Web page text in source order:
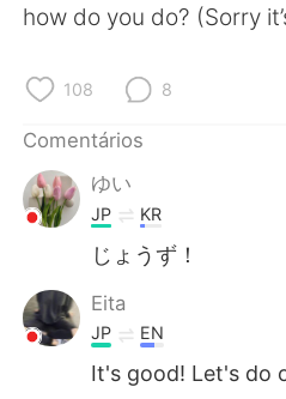
繁體中文
العربية
Deutsch
한국어
how do you do? (Sorry
108 8
Comentários
ゆい
JP KR
じょうず！
Eita
JP EN
It's good! Let's do